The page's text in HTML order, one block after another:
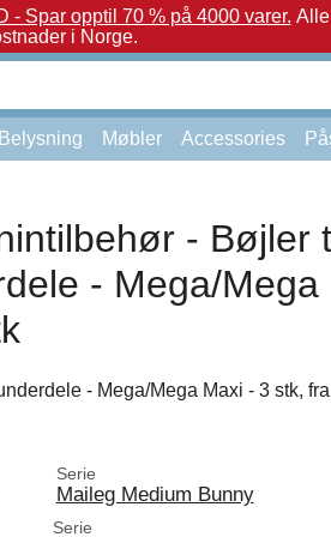
- Spar opptil 70 % på 4000 varer.
i Norge.
Belysning Møbler Accessories
- Bøjler
- Mega/Mega
- Mega/Mega Maxi - 3 stk, fra
Serie
Maileg Medium Bunny
Serie